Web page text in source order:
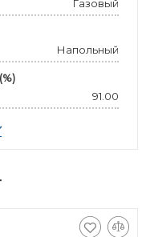
Газовый
Напольный
91.00